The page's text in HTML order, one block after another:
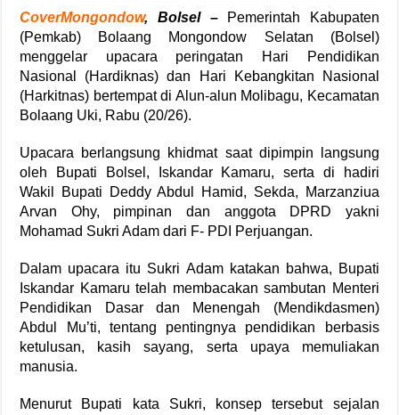
CoverMongondow, Bolsel–Pemerintah Kabupaten
(Pemkab) Bolaang Mongondow Selatan (Bolsel)
menggelar upacara peringatan Hari Pendidikan
Nasional (Hardiknas) dan Hari Kebangkitan Nasional
(Harkitnas) bertempat di Alun-alun Molibagu, Kecamatan
Bolaang Uki, Rabu (20/26).
Upacara berlangsung khidmat saat dipimpin langsung
oleh Bupati Bolsel, Iskandar Kamaru, serta di hadiri
Wakil Bupati Deddy Abdul Hamid, Sekda, Marzanziua
Arvan Ohy, pimpinan dan anggota DPRD yakni
Mohamad Sukri Adam dari F- PDI Perjuangan.
Dalam upacara itu Sukri Adam katakan bahwa, Bupati
Iskandar Kamaru telah membacakan sambutan Menteri
Pendidikan Dasar dan Menengah (Mendikdasmen)
Abdul Mu’ti, tentang pentingnya pendidikan berbasis
ketulusan, kasih sayang, serta upaya memuliakan
manusia.
Menurut Bupati kata Sukri, konsep tersebut sejalan